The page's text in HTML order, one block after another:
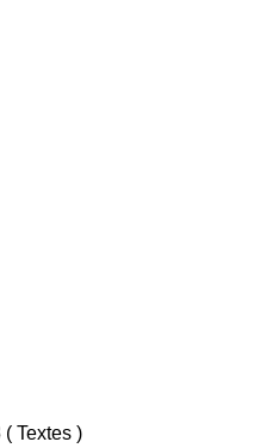
/ Jan 2013 ( Textes )